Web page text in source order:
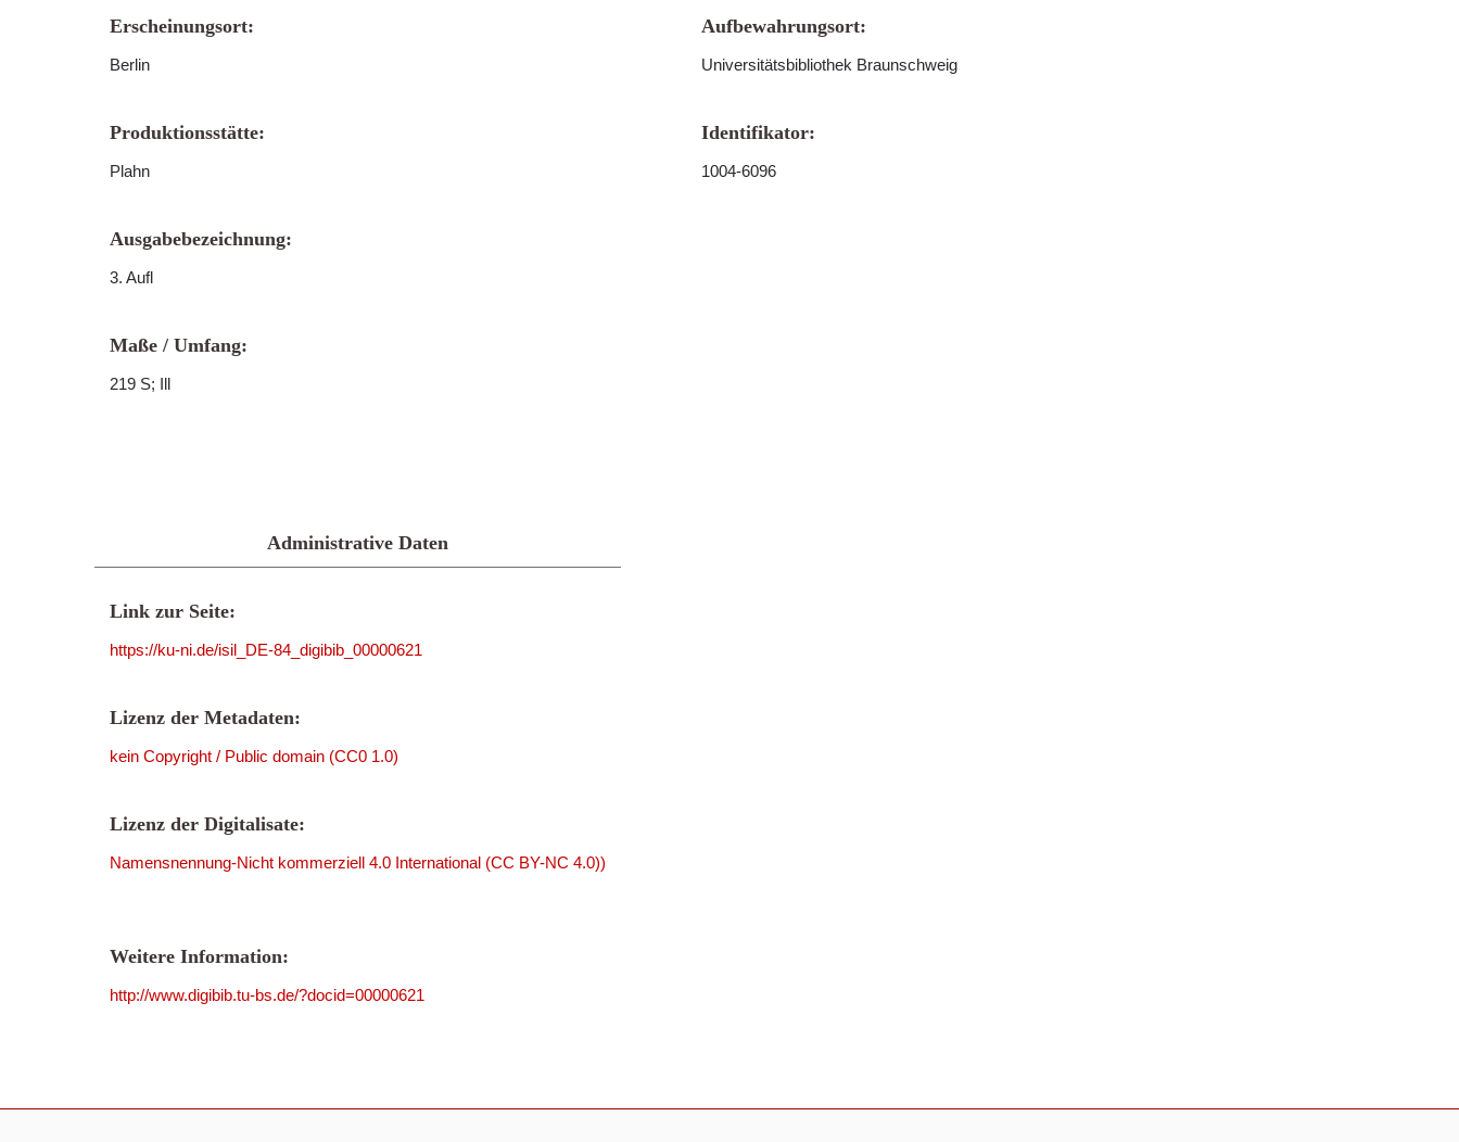
Erscheinungsort:
Berlin
Produktionsstätte:
Plahn
Ausgabebezeichnung:
3. Aufl
Maße / Umfang:
219 S; Ill
Aufbewahrungsort:
Universitätsbibliothek Braunschweig
Identifikator:
1004-6096
Administrative Daten
Link zur Seite:
https://ku-ni.de/isil_DE-84_digibib_00000621
Lizenz der Metadaten:
kein Copyright / Public domain (CC0 1.0)
Lizenz der Digitalisate:
Namensnennung-Nicht kommerziell 4.0 International (CC BY-NC 4.0))
Weitere Information:
http://www.digibib.tu-bs.de/?docid=00000621